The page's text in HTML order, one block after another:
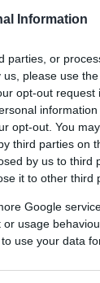
Information
parties, or
please use
opt-out request
opt-out. You
third parties on
by us to third
it to other third
Google
usage
use your data
ugyan nem
rosszal, ami
írt rám Krausz
magazinnak.